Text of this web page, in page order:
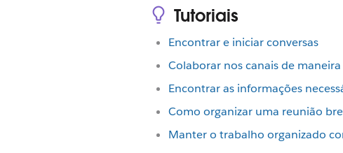
Tutoriais
Encontrar e iniciar conversas
Colaborar nos canais de maneira
Encontrar as informações
Como organizar uma reunião
Manter o trabalho organizado